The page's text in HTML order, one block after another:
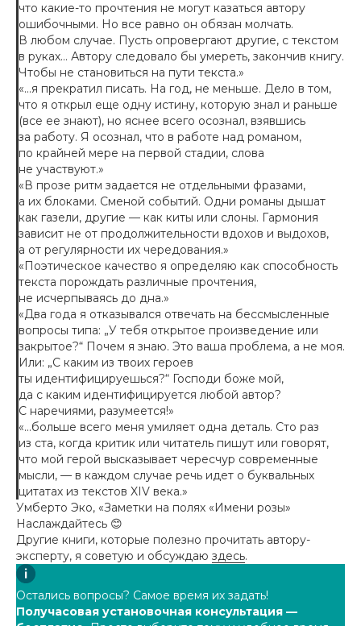
что какие-то прочтения не могут казаться автору
ошибочными. Но все равно он обязан молчать.
В любом случае. Пусть опровергают другие, с текстом
в руках… Автору следовало бы умереть, закончив книгу.
Чтобы не становиться на пути текста.»
«…я прекратил писать. На год, не меньше. Дело в том,
что я открыл еще одну истину, которую знал и раньше
(все ее знают), но яснее всего осознал, взявшись
за работу. Я осознал, что в работе над романом,
по крайней мере на первой стадии, слова
не участвуют.»
«В прозе ритм задается не отдельными фразами,
а их блоками. Сменой событий. Одни романы дышат
как газели, другие — как киты или слоны. Гармония
зависит не от продолжительности вдохов и выдохов,
а от регулярности их чередования.»
«Поэтическое качество я определяю как способность
текста порождать различные прочтения,
не исчерпываясь до дна.»
«Два года я отказывался отвечать на бессмысленные
вопросы типа: „У тебя открытое произведение или
закрытое?“ Почем я знаю. Это ваша проблема, а не моя.
Или: „С каким из твоих героев
ты идентифицируешься?“ Господи боже мой,
да с каким идентифицируется любой автор?
С наречиями, разумеется!»
«…больше всего меня умиляет одна деталь. Сто раз
из ста, когда критик или читатель пишут или говорят,
что мой герой высказывает чересчур современные
мысли, — в каждом случае речь идет о буквальных
цитатах из текстов XIV века.»
Умберто Эко, «Заметки на полях «Имени розы»
Наслаждайтесь 😊
Другие книги, которые полезно прочитать автору-
эксперту, я советую и обсуждаю здесь.
Остались вопросы? Самое время их задать!
Получасовая установочная консультация —